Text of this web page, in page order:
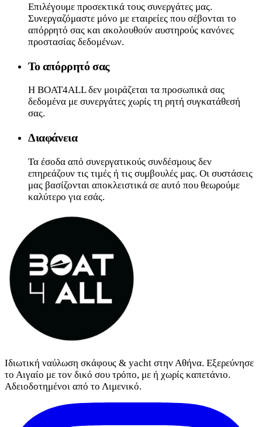
Επιλέγουμε προσεκτικά τους συνεργάτες μας.
Συνεργαζόμαστε μόνο με εταιρείες που σέβονται το
απόρρητό σας και ακολουθούν αυστηρούς κανόνες
προστασίας δεδομένων.
Το απόρρητό σας
Η BOAT4ALL δεν μοιράζεται τα προσωπικά σας
δεδομένα με συνεργάτες χωρίς τη ρητή συγκατάθεσή
σας.
Διαφάνεια
Τα έσοδα από συνεργατικούς συνδέσμους δεν
επηρεάζουν τις τιμές ή τις συμβουλές μας. Οι συστάσεις
μας βασίζονται αποκλειστικά σε αυτό που θεωρούμε
καλύτερο για εσάς.
Ιδιωτική ναύλωση σκάφους & yacht στην Αθήνα. Εξερεύνησε
το Αιγαίο με τον δικό σου τρόπο, με ή χωρίς καπετάνιο.
Αδειοδοτημένοι από το Λιμενικό.